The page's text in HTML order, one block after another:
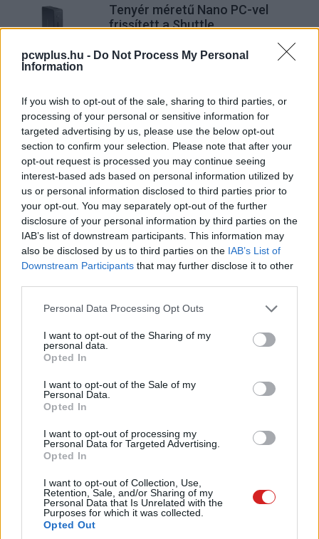
pcwplus.hu - Do Not Process My Personal
Information
If you wish to opt-out of the sale, sharing to third parties, or
processing of your personal or sensitive information for
targeted advertising by us, please use the below opt-out
section to confirm your selection. Please note that after your
opt-out request is processed you may continue seeing
interest-based ads based on personal information utilized by
us or personal information disclosed to third parties prior to
your opt-out. You may separately opt-out of the further
disclosure of your personal information by third parties on the
IAB’s list of downstream participants. This information may
also be disclosed by us to third parties on the IAB’s List of
Downstream Participants that may further disclose it to other
Please note that this website/app uses one or more Google
not limited to your visit or usage behaviour. You may click to
grant or deny consent to Google and its third-party tags to
use your data for below specified purposes in below Google
consent section.
Personal Data Processing Opt Outs
I want to opt-out of the Sharing of my
personal data.
Opted In
I want to opt-out of the Sale of my
Personal Data.
Opted In
I want to opt-out of processing my
Personal Data for Targeted Advertising.
Opted In
I want to opt-out of Collection, Use,
Retention, Sale, and/or Sharing of my
Personal Data that Is Unrelated with the
Purposes for which it was collected.
Opted Out
Tenyér méretű Nano PC-vel
frissített a Shuttle
Ventilátorok nélküli mini PC lesz
az Intel Chaco Canyon NUC
PCW.pro| 2019.09.10 16:33
1,3 literes, passzív hűtésű PC lett
a Shuttle DS10U
Kiderült, hogy milyen lesz az Intel
Phantom Canyon NUC
Zotac Magnus mini PC-k
Hordozható és moduláris mini PC
lett a pi-top [4]
Kilencedik-generációs Intel Core
PC-k
PCW.pro| 2019.07.12 10:03